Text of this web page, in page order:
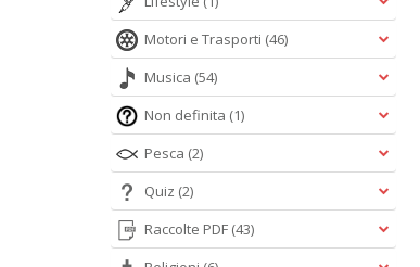
Motori e Trasporti (46)
Musica (54)
Non definita (1)
Pesca (2)
Quiz (2)
Raccolte PDF (43)